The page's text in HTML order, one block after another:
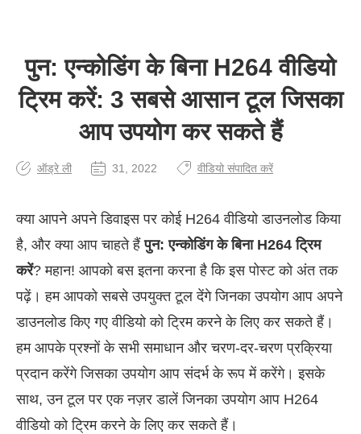
पुन: एन्कोडिंग के बिना H264 वीडियो
ट्रिम करें: 3 सबसे आसान टूल जिसका
आप उपयोग कर सकते हैं
ऑड्रे ली 31, 2022 वीडियो संपादित करें
क्या आपने अपने डिवाइस पर कोई H264 वीडियो डाउनलोड किया
है, और क्या आप चाहते हैंपुन: एन्कोडिंग के बिना H264 ट्रिम
करें? महान! आपको बस इतना करना है कि इस पोस्ट को अंत तक
पढ़ें। हम आपको सबसे उपयुक्त टूल देंगे जिनका उपयोग आप अपने
डाउनलोड किए गए वीडियो को ट्रिम करने के लिए कर सकते हैं।
हम आपके प्रश्नों के सभी समाधान और चरण-दर-चरण प्रक्रिया
प्रदान करेंगे जिसका उपयोग आप संदर्भ के रूप में करेंगे। इसके
साथ, उन टूल पर एक नज़र डालें जिनका उपयोग आप H264
वीडियो को ट्रिम करने के लिए कर सकते हैं।